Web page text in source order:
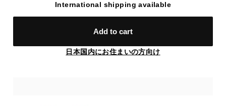
International shipping available
Add to cart
日本国内にお住まいの方向け